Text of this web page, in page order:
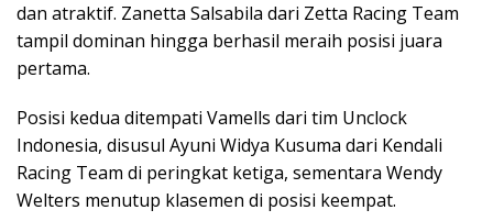
dan atraktif. Zanetta Salsabila dari Zetta Racing Team
tampil dominan hingga berhasil meraih posisi juara
pertama.
Posisi kedua ditempati Vamells dari tim Unclock
Indonesia, disusul Ayuni Widya Kusuma dari Kendali
Racing Team di peringkat ketiga, sementara Wendy
Welters menutup klasemen di posisi keempat.